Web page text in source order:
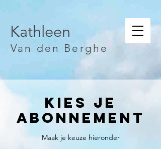
Kathleen
Van den Berghe
Kies je
abonnement
Maak je keuze hieronder